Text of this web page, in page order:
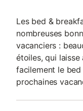
Les bed &
nombreuses
vacanciers :
étoiles, qui
facilement le
prochaines